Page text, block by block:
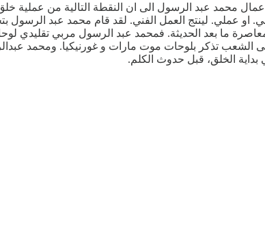
محمد عبد الرسول الى ان النقطة التالية من
عملي. لينتج العمل الفني. لقد قام محمد عبد الرسول
ما بعد الحديثة. فمحمد عبد الرسول مربي تقليدي
الشعب تذكر بلوحات موت مارات و غورنيكيا. ومحمد
الخلق، قبل حدوث الكلم.